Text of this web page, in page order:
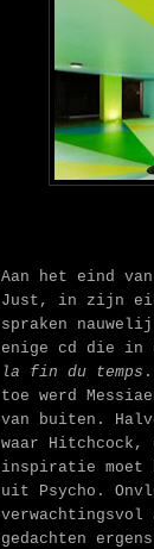
Aan het eind
Just, in zijn
spraken
enige cd die in
la fin du temps
toe werd
van buiten.
waar Hitchcock,
inspiratie moet
uit Psycho.
gedachten